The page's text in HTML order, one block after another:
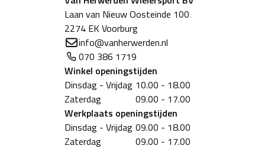
Laan van Nieuw Oosteinde 100
2274 EK Voorburg
info@vanherwerden.nl
070 386 1719
Winkel openingstijden
Dinsdag - Vrijdag 10.00 - 18.00
Zaterdag
09.00 - 17.00
Werkplaats openingstijden
Dinsdag - Vrijdag 09.00 - 18.00
Zaterdag
09.00 - 17.00